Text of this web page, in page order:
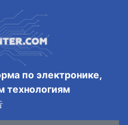
по электронике,
технологиям